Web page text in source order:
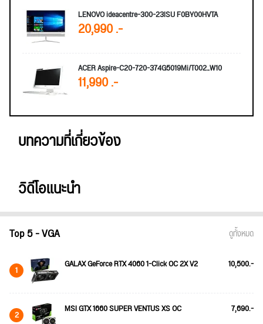
LENOVO ideacentre-300-23ISU F0BY00HVTA
20,990 .-
ACER Aspire-C20-720-374G5019Mi/T002_W10
11,990 .-
บทความที่เกี่ยวข้อง
วิดีโอแนะนำ
Top 5 - VGA ดูทั้งหมด
1 GALAX GeForce RTX 4060 1-Click OC 2X V2 10,500.-
2 MSI GTX 1660 SUPER VENTUS XS OC 7,690.-